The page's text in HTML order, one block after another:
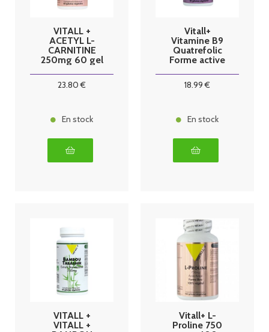
VITALL +
ACETYL L-
CARNITINE
250mg 60 gel
23.80 €
En stock
Vitall+
Vitamine B9
Quatrefolic
Forme active
18.99 €
En stock
VITALL +
VITALL +
Vitall+ L-
Proline 750